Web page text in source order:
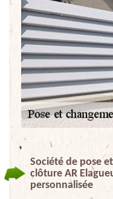
Société de pose
clôture AR
personnalisée